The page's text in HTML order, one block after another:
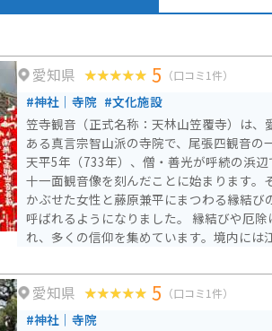
愛知県 5 （口コミ1件）
#神社｜寺院 #文化施設
笠寺観音（正式名称：天林山笠覆寺）は、
ある真言宗智山派の寺院で、尾張四観音の
天平5年（733年）、僧・善光が呼続の浜
十一面観音像を刻んだことに始まります。
かぶせた女性と藤原兼平にまつわる縁結び
呼ばれるようになりました。 縁結びや厄除けのご利益で知ら
れ、多くの信仰を集めています。境内には
た、毎月6のつく日には「六の市」という
賑わいの場ともなっています。本笠寺駅か
車場もあります。
愛知県 5 （口コミ1件）
#神社｜寺院